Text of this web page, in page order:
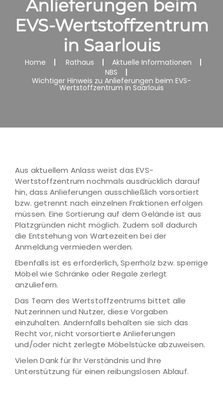
Anlieferungen beim
EVS-Wertstoffzentrum
in Saarlouis
Home Rathaus
Aktuelle Informationen
NBS
Wichtiger Hinweis zu Anlieferungen beim EVS-
Wertstoffzentrum in Saarlouis
Aus aktuellem Anlass weist das EVS-
Wertstoffzentrum nochmals ausdrücklich darauf
hin, dass Anlieferungen ausschließlich vorsortiert
bzw. getrennt nach einzelnen Fraktionen erfolgen
müssen. Eine Sortierung auf dem Gelände ist aus
Platzgründen nicht möglich. Zudem soll dadurch
die Entstehung von Wartezeiten bei der
Anmeldung vermieden werden.
Ebenfalls ist es erforderlich, Sperrholz bzw. sperrige
Möbel wie Schränke oder Regale zerlegt
anzuliefern.
Das Team des Wertstoffzentrums bittet alle
Nutzerinnen und Nutzer, diese Vorgaben
einzuhalten. Andernfalls behalten sie sich das
Recht vor, nicht vorsortierte Anlieferungen
und/oder nicht zerlegte Möbelstücke abzuweisen.
Vielen Dank für Ihr Verständnis und Ihre
Unterstützung für einen reibungslosen Ablauf.